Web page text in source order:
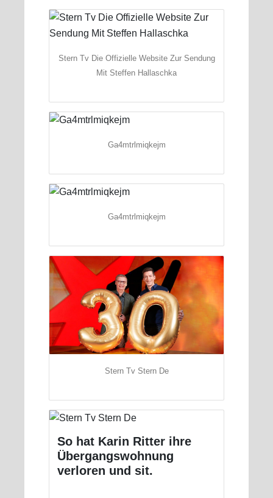
Stern Tv Die Offizielle Website Zur Sendung
Mit Steffen Hallaschka
Ga4mtrlmiqkejm
Ga4mtrlmiqkejm
Stern Tv Stern De
So hat Karin Ritter ihre
Übergangswohnung
verloren und sit.